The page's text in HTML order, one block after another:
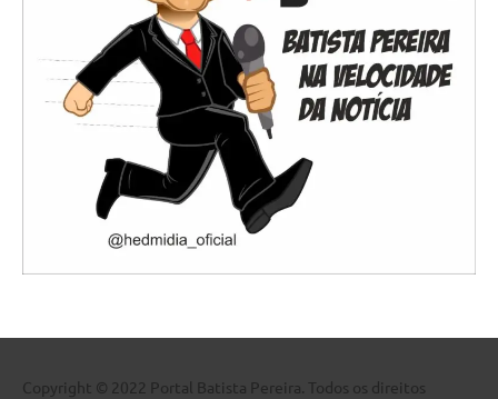
Copyright © 2022 Portal Batista Pereira. Todos os direitos